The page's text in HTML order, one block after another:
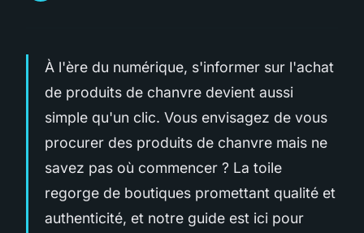
À l'ère du numérique, s'informer sur l'achat
de produits de chanvre devient aussi
simple qu'un clic. Vous envisagez de vous
procurer des produits de chanvre mais ne
savez pas où commencer ? La toile
regorge de boutiques promettant qualité et
authenticité, et notre guide est ici pour